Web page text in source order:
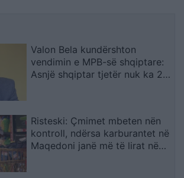
Valon Bela kundërshton
vendimin e MPB-së shqiptare:
Asnjë shqiptar tjetër nuk ka 22
Risteski: Çmimet mbeten nën
kontroll, ndërsa karburantet në
Maqedoni janë më të lirat në